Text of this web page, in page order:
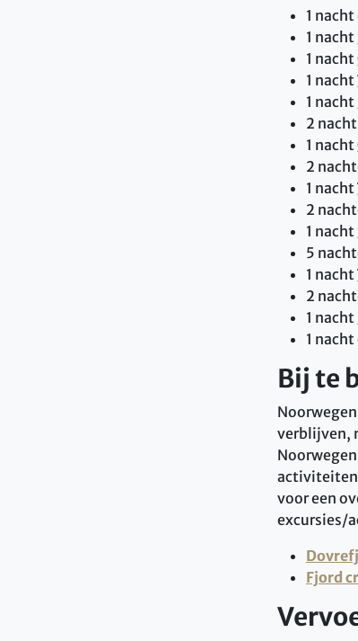
1
1 nacht
1 nacht
1 nacht
1 nacht
2 nacht
1 nacht
2
1 nacht
2
1 nacht
5
1 nacht
2
1 nacht
1
Bij te
verblijven,
activiteiten
voor een
excursies/
Fjord